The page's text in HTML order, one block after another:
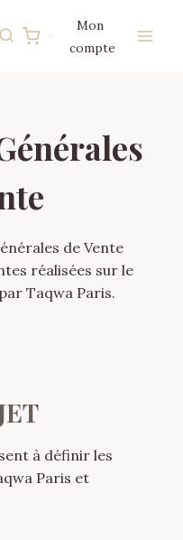
0
Mon
compte
de Vente
réalisées sur le
Taqwa Paris.
à définir les
Paris et